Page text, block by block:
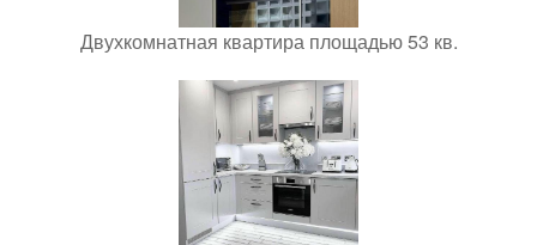
Двухкомнатная квартира площадью 53 кв.